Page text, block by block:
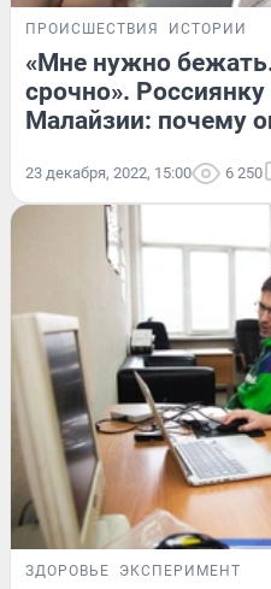
ПРОИСШЕСТВИЯ ИСТОРИИ
«Мне нужно
срочно».
Малайзии: почему
23 декабря, 2022, 15:00 6 250
ЗДОРОВЬЕ ЭКСПЕРИМЕНТ